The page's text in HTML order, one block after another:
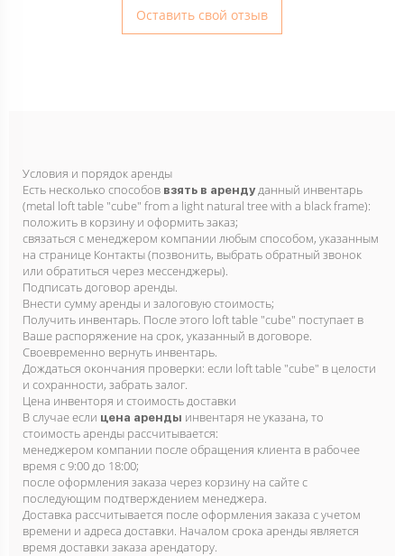
Оставить свой отзыв
Условия и порядок аренды
Есть несколько способов взять в аренду данный инвентарь
(metal loft table "cube" from a light natural tree with a black frame):
положить в корзину и оформить заказ;
связаться с менеджером компании любым способом, указанным
на странице Контакты (позвонить, выбрать обратный звонок
или обратиться через мессенджеры).
Подписать договор аренды.
Внести сумму аренды и залоговую стоимость;
Получить инвентарь. После этого loft table "cube" поступает в
Ваше распоряжение на срок, указанный в договоре.
Своевременно вернуть инвентарь.
Дождаться окончания проверки: если loft table "cube" в целости
и сохранности, забрать залог.
Цена инвенторя и стоимость доставки
В случае если цена аренды инвентаря не указана, то
стоимость аренды рассчитывается:
менеджером компании после обращения клиента в рабочее
время с 9:00 до 18:00;
после оформления заказа через корзину на сайте с
последующим подтверждением менеджера.
Доставка рассчитывается после оформления заказа с учетом
времени и адреса доставки. Началом срока аренды является
время доставки заказа арендатору.